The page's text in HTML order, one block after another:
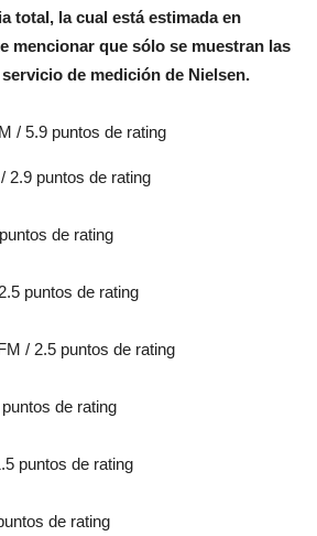
total, la cual está estimada en
mencionar que sólo se muestran las
de medición de Nielsen.
/ 5.9 puntos de rating
2.9 puntos de rating
de rating
puntos de rating
/ 2.5 puntos de rating
de rating
puntos de rating
de rating